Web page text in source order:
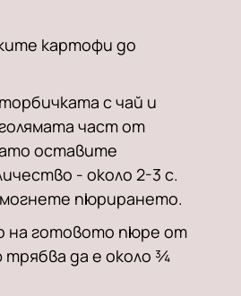
картофи до
с чай и
част от
оставите
- около 2-3 с.
пюрирането.
на готовото пюре от
трябва да е около ¾